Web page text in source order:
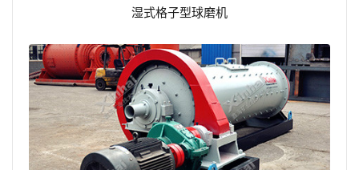
湿式格子型球磨机